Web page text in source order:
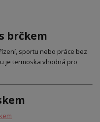
brčkem
sportu nebo práce bez
je termoska vhodná pro